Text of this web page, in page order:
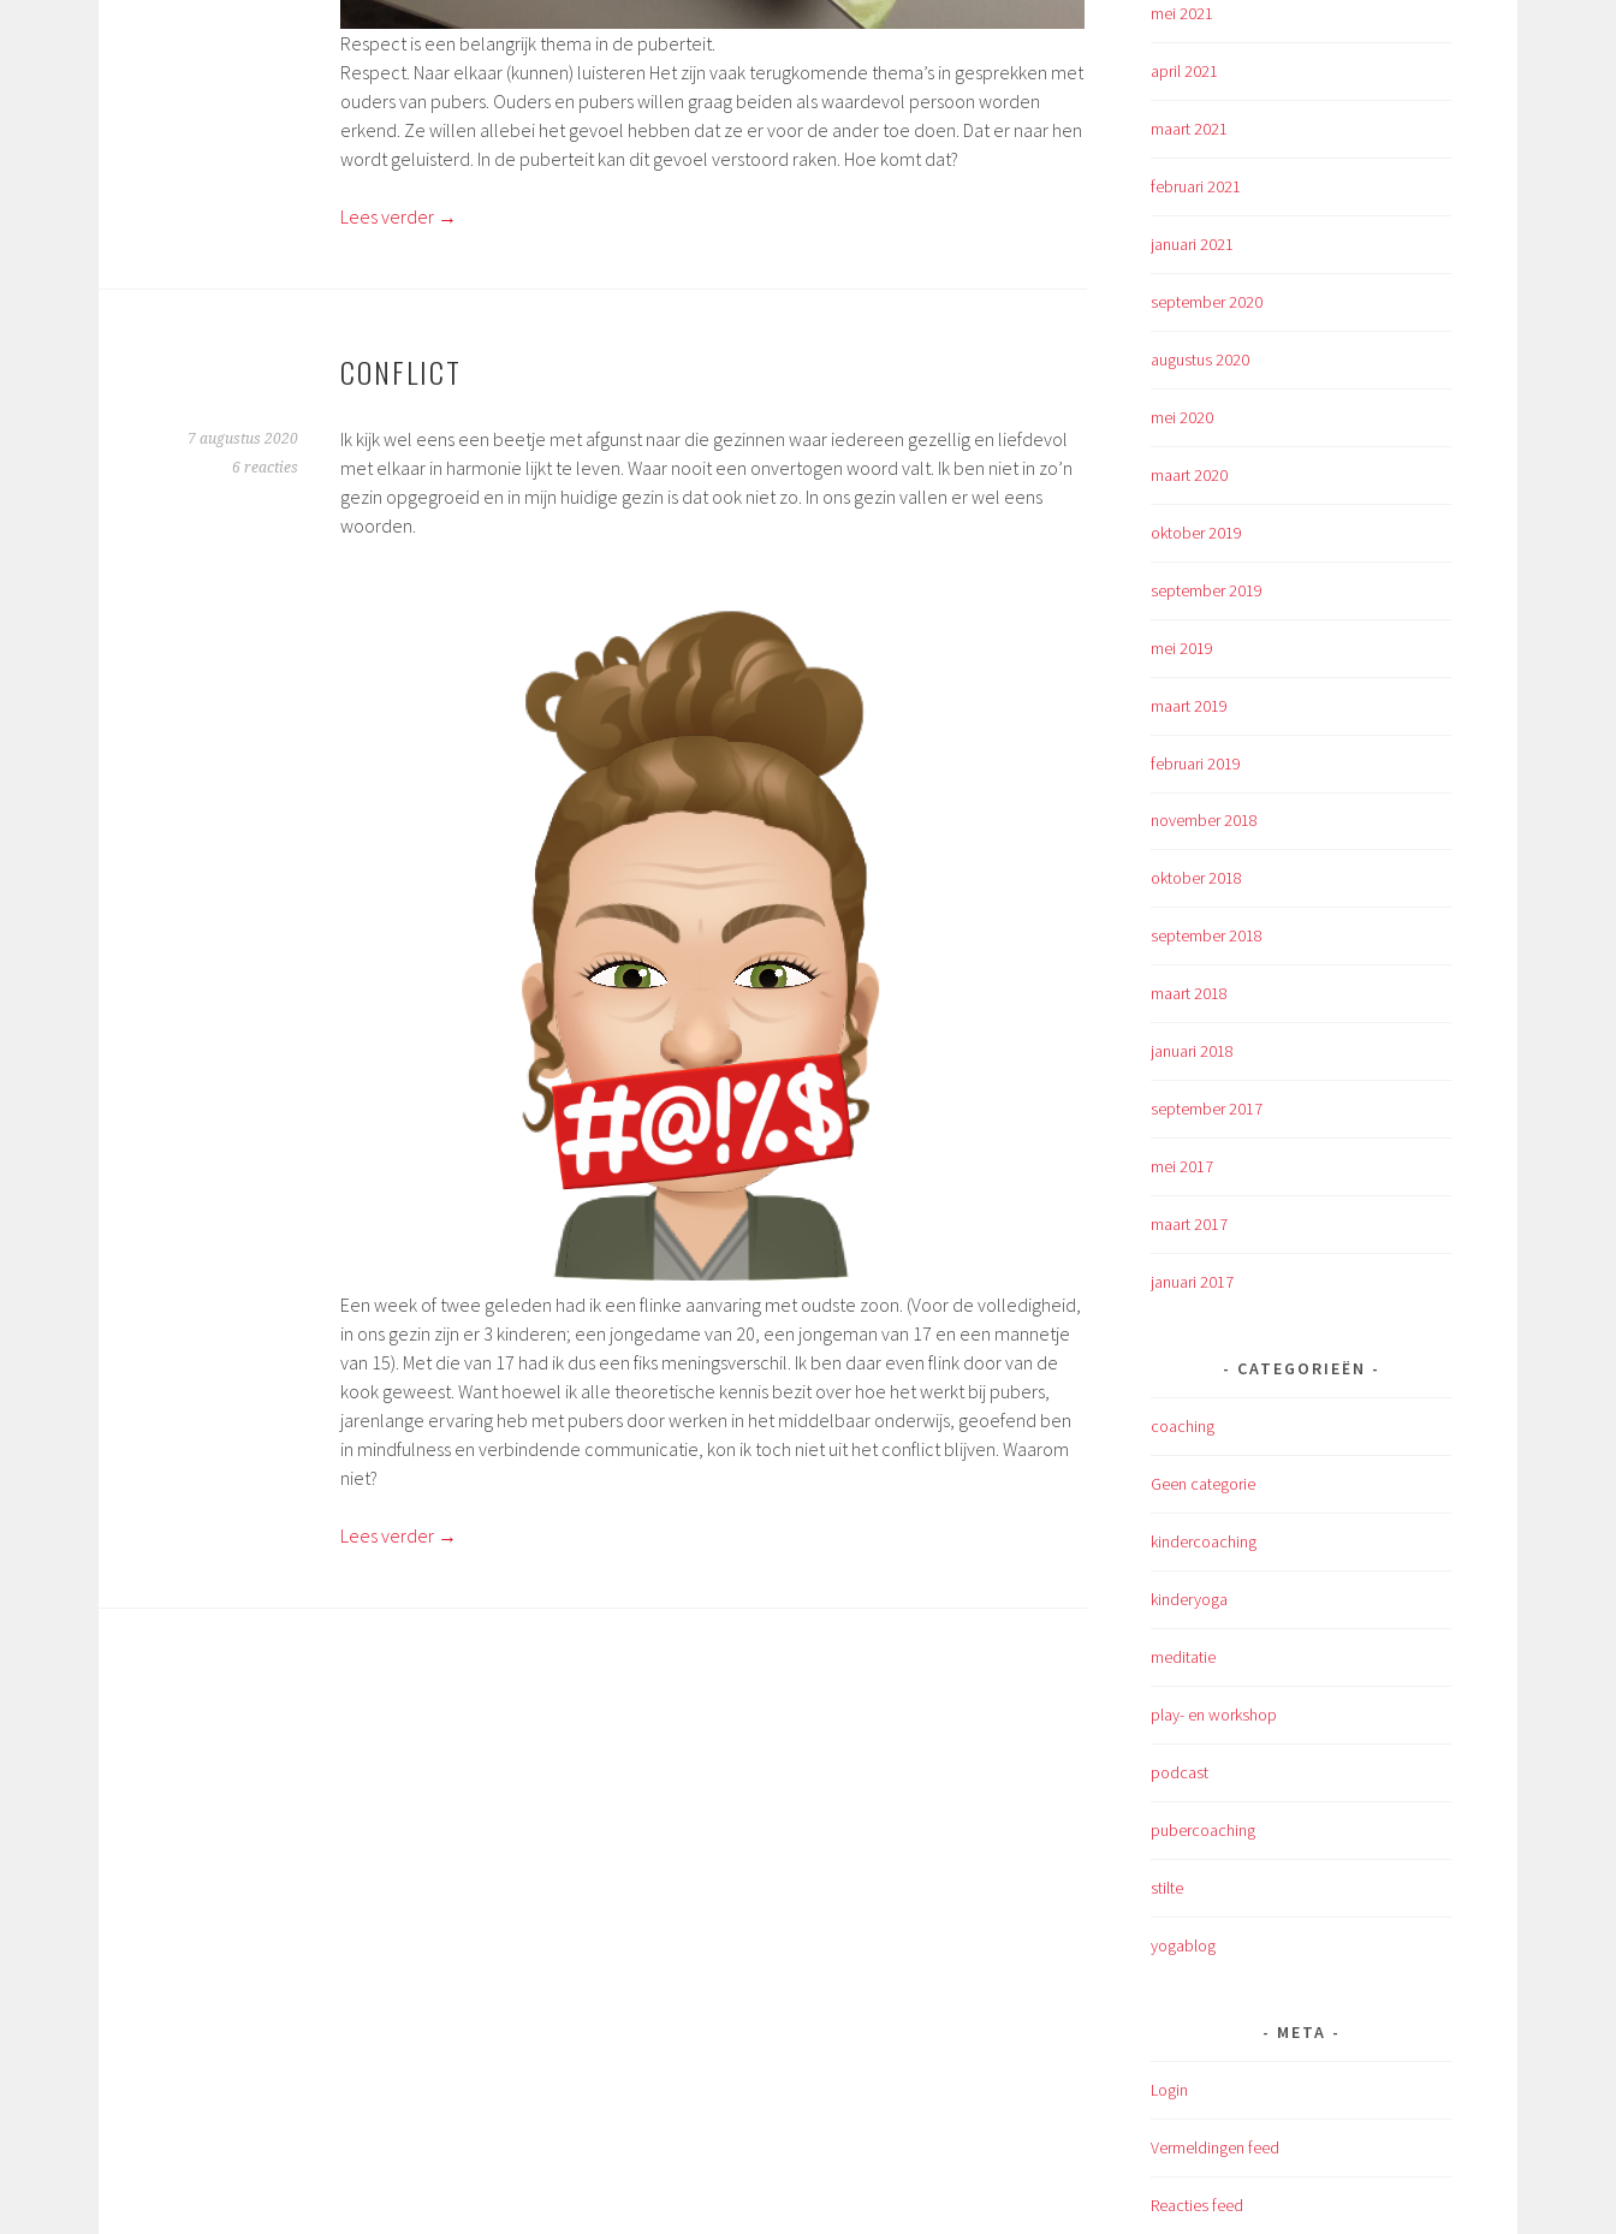
Respect is een belangrijk thema in de puberteit.
Respect. Naar elkaar (kunnen) luisteren Het zijn vaak terugkomende thema’s in gesprekken met
ouders van pubers. Ouders en pubers willen graag beiden als waardevol persoon worden
erkend. Ze willen allebei het gevoel hebben dat ze er voor de ander toe doen. Dat er naar hen
wordt geluisterd. In de puberteit kan dit gevoel verstoord raken. Hoe komt dat?
Lees verder →
CONFLICT
7 augustus 2020
6 reacties
Ik kijk wel eens een beetje met afgunst naar die gezinnen waar iedereen gezellig en liefdevol
met elkaar in harmonie lijkt te leven. Waar nooit een onvertogen woord valt. Ik ben niet in zo’n
gezin opgegroeid en in mijn huidige gezin is dat ook niet zo. In ons gezin vallen er wel eens
woorden.
Een week of twee geleden had ik een flinke aanvaring met oudste zoon. (Voor de volledigheid,
in ons gezin zijn er 3 kinderen; een jongedame van 20, een jongeman van 17 en een mannetje
van 15). Met die van 17 had ik dus een fiks meningsverschil. Ik ben daar even flink door van de
kook geweest. Want hoewel ik alle theoretische kennis bezit over hoe het werkt bij pubers,
jarenlange ervaring heb met pubers door werken in het middelbaar onderwijs, geoefend ben
in mindfulness en verbindende communicatie, kon ik toch niet uit het conflict blijven. Waarom
niet?
Lees verder →
mei 2021
april 2021
maart 2021
februari 2021
januari 2021
september 2020
augustus 2020
mei 2020
maart 2020
oktober 2019
september 2019
mei 2019
maart 2019
februari 2019
november 2018
oktober 2018
september 2018
maart 2018
januari 2018
september 2017
mei 2017
maart 2017
januari 2017
CATEGORIEËN
coaching
Geen categorie
kindercoaching
kinderyoga
meditatie
play- en workshop
podcast
pubercoaching
stilte
yogablog
META
Login
Vermeldingen feed
Reacties feed